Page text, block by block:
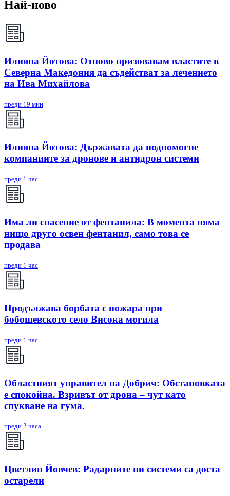
Най-ново
Илияна Йотова: Отново призовавам властите в
Северна Македония да съдействат за лечението
на Ива Михайлова
преди 19 мин
Илияна Йотова: Държавата да подпомогне
компаниите за дронове и антидрон системи
преди 1 час
Има ли спасение от фентанила: В момента няма
нищо друго освен фентанил, само това се
продава
преди 1 час
Продължава борбата с пожара при
бобошевското село Висока могила
преди 1 час
Областният управител на Добрич: Обстановката
е спокойна. Взривът от дрона – чут като
спукване на гума.
преди 2 часа
Цветлин Йовчев: Радарните ни системи са доста
остарели